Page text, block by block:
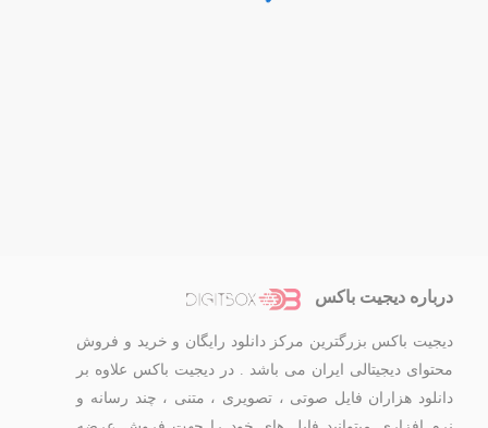
درباره دیجیت باکس
دیجیت باکس بزرگترین مرکز دانلود رایگان و خرید و فروش
محتوای دیجیتالی ایران می باشد . در دیجیت باکس علاوه بر
دانلود هزاران فایل صوتی ، تصویری ، متنی ، چند رسانه و